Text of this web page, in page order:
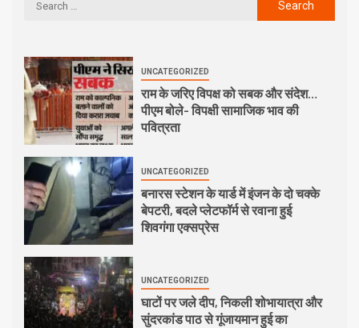
UNCATEGORIZED
राम के जरिए विपक्ष को सबक और संदेश…
पीएम बोले- विपक्षी सामाजिक भाव की
पवित्रता
UNCATEGORIZED
बनारस स्टेशन के यार्ड में इंजन के दो चक्के
बेपटरी, बदले प्लेटफॉर्म से रवाना हुई
शिवगंगा एक्सप्रेस
UNCATEGORIZED
घाटों पर जले दीप, निकली शोभायात्रा और
सुंदरकांड पाठ से गूंजायमान हुई का